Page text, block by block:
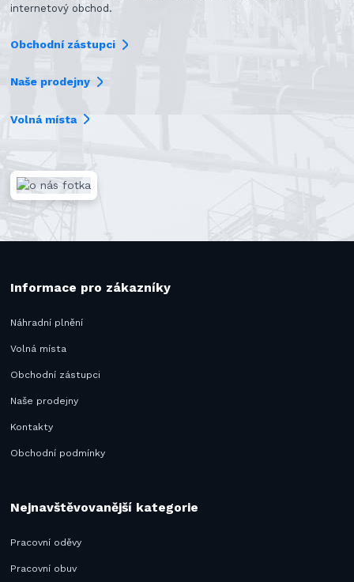
internetový obchod.
Obchodní zástupci
Naše prodejny
Volná místa
Informace pro zákazníky
Náhradní plnění
Volná místa
Obchodní zástupci
Naše prodejny
Kontakty
Obchodní podmínky
Nejnavštěvovanější kategorie
Pracovní oděvy
Pracovní obuv